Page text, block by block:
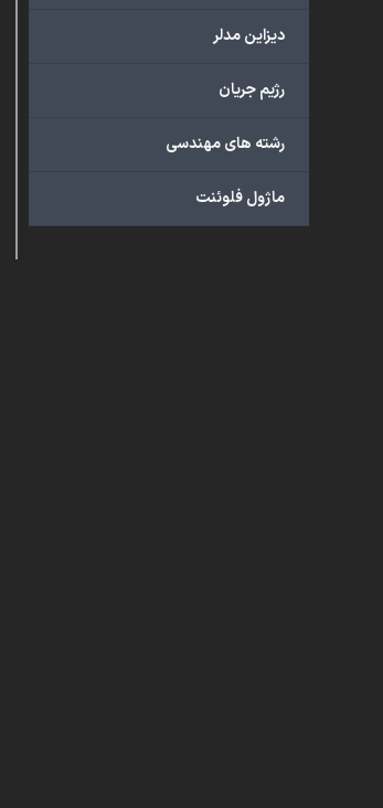
دیزاین مدلر
رژیم جریان
رشته های مهندسی
ماژول فلوئنت